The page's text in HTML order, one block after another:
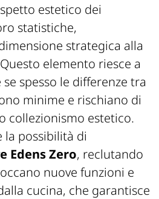
estetico dei
statistiche,
strategica alla
elemento riesce a
spesso le differenze tra
minime e rischiano di
collezionismo estetico.
la possibilità di
Edens Zero, reclutando
nuove funzioni e
cucina, che garantisce